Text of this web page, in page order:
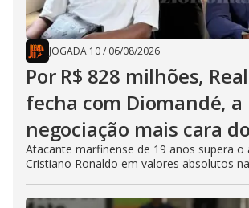
JOGADA 10/ 06/08/2026
Por R$ 828 milhões,
fecha com Diomandé, a
negociação mais cara
Atacante marfinense de 19 anos supera
Cristiano Ronaldo em valores absolutos